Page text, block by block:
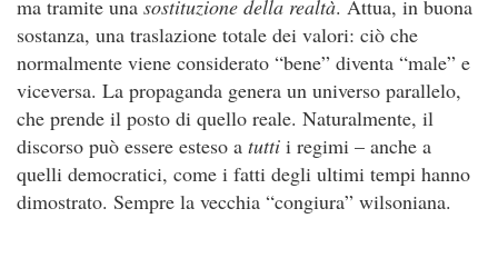
ma tramite una sostituzione della realtà. Attua, in buona
sostanza, una traslazione totale dei valori: ciò che
normalmente viene considerato “bene” diventa “male” e
viceversa. La propaganda genera un universo parallelo,
che prende il posto di quello reale. Naturalmente, il
discorso può essere esteso a tutti i regimi – anche a
quelli democratici, come i fatti degli ultimi tempi hanno
dimostrato. Sempre la vecchia “congiura” wilsoniana.